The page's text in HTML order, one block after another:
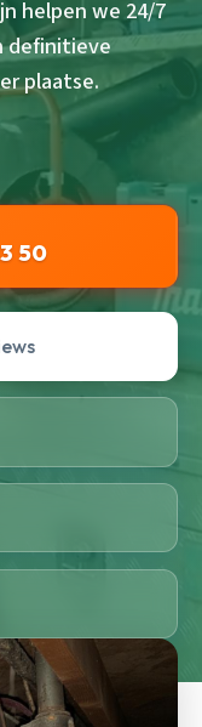
helpen we 24/7
definitieve
plaatse.
50